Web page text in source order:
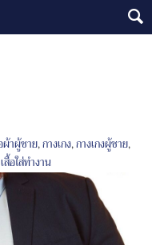
ผ้าผู้ชาย,กางเกง,กางเกงผู้ชาย,
เสื้อใส่ทำงาน